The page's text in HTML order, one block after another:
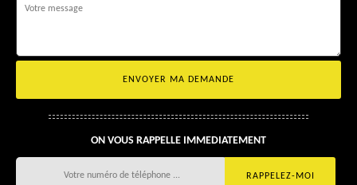
ON VOUS RAPPELLE IMMEDIATEMENT